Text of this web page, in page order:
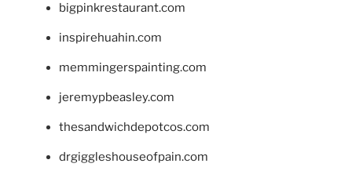
bigpinkrestaurant.com
inspirehuahin.com
memmingerspainting.com
jeremypbeasley.com
thesandwichdepotcos.com
drgiggleshouseofpain.com